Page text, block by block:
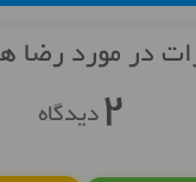
در مورد رضا
2دیدگاه